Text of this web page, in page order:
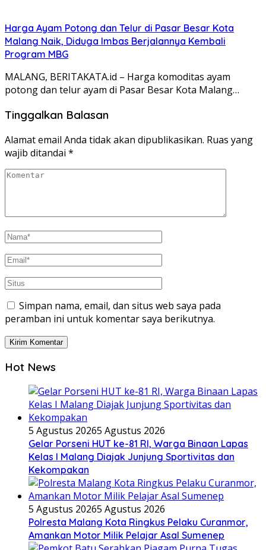
Harga Ayam Potong dan Telur di Pasar Besar Kota
Malang Naik, Diduga Imbas Berjalannya Kembali
Program MBG
MALANG, BERITAKATA.id – Harga komoditas ayam
potong dan telur ayam di Pasar Besar Kota Malang…
Tinggalkan Balasan
Alamat email Anda tidak akan dipublikasikan. Ruas yang
wajib ditandai *
Simpan nama, email, dan situs web saya pada
peramban ini untuk komentar saya berikutnya.
Hot News
5 Agustus 20265 Agustus 2026
Gelar Porseni HUT ke-81 RI, Warga Binaan Lapas
Kelas I Malang Diajak Junjung Sportivitas dan
Kekompakan
5 Agustus 20265 Agustus 2026
Polresta Malang Kota Ringkus Pelaku Curanmor,
Amankan Motor Milik Pelajar Asal Sumenep